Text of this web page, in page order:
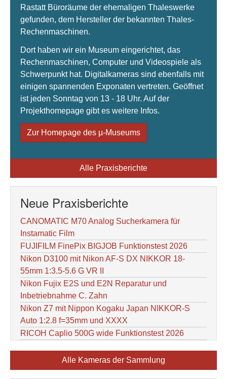
Rastatt Büroräume der ehemaligen Thaleswerke
gefunden, dem Hersteller der bekannten Thales-
Rechenmaschinen.
Dort haben wir ein Museum eingerichtet, das
Rechenmaschinen, Computer und Videospiele als
Schwerpunkt hat. Digitalkameras sind ebenfalls mit
einigen spannenden Exponaten vertreten. Geöffnet
ist jeden Sonntag von 13 - 18 Uhr. Auf der
Projekthomepage gibt es weitere Infos.
Zur Homepage des µ-Museums
Alle Praxisberichte
Neue Praxisberichte
CANOMATIC M70 Analog Sucherkamera für
Instamatic Film
FUJIFILM FinePix BIGJOB Funktionstest 2026
Nikon D3100 mit Nikon AF-S DX NIKKOR 18-
55mm 1:3.5-5.6 G VR II
Nikon Fujix E2S und E2N Reparatur und
Inbetriebnahme C. Zahn
Nikon Z7 mit Nippon Kogaku Japan NIKKOR-S
Auto 1:2.8 f=35mm und XXXX
RICOH Caplio 500G wide Funktionstest 2026
Alle Kameras der Sammlung